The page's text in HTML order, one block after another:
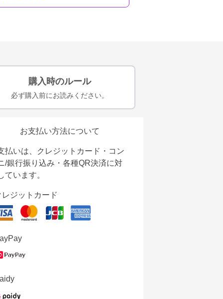
購入時のルール
必ず購入前にお読みください。
お支払い方法について
払いは、クレジットカード・コン
/銀行振り込み・各種QR決済に対
ています。
レジットカード